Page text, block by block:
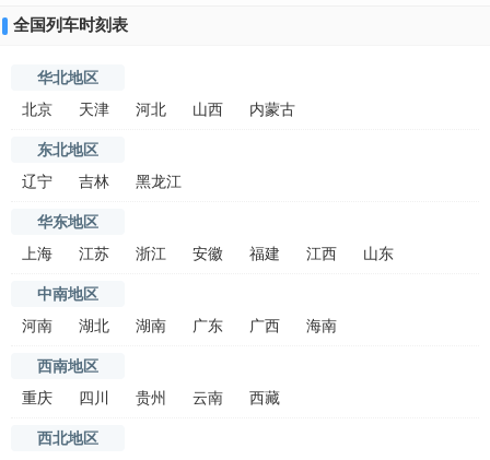
全国列车时刻表
华北地区
北京
天津 河北 山西 内蒙古
东北地区
辽宁
吉林 黑龙江
华东地区
上海
江苏 浙江 安徽 福建 江西 山东
中南地区
河南
湖北 湖南 广东 广西 海南
西南地区
重庆
四川 贵州 云南 西藏
西北地区